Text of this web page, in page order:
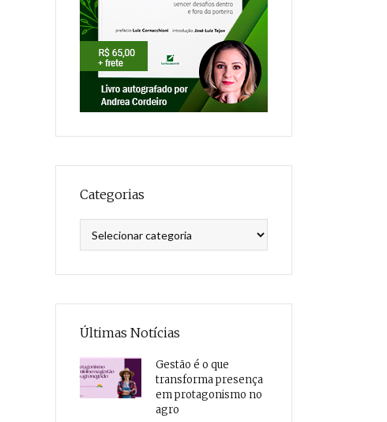
Categorias
Últimas Notícias
Gestão é o que
transforma presença
em protagonismo no
agro